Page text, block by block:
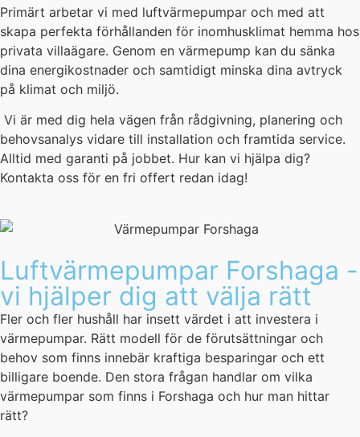
Primärt arbetar vi med luftvärmepumpar och med att
skapa perfekta förhållanden för inomhusklimat hemma hos
privata villaägare. Genom en värmepump kan du sänka
dina energikostnader och samtidigt minska dina avtryck
på klimat och miljö.
Vi är med dig hela vägen från rådgivning, planering och
behovsanalys vidare till installation och framtida service.
Alltid med garanti på jobbet. Hur kan vi hjälpa dig?
Kontakta oss för en fri offert redan idag!
Luftvärmepumpar Forshaga -
vi hjälper dig att välja rätt
Fler och fler hushåll har insett värdet i att investera i
värmepumpar. Rätt modell för de förutsättningar och
behov som finns innebär kraftiga besparingar och ett
billigare boende. Den stora frågan handlar om vilka
värmepumpar som finns i Forshaga och hur man hittar
rätt?